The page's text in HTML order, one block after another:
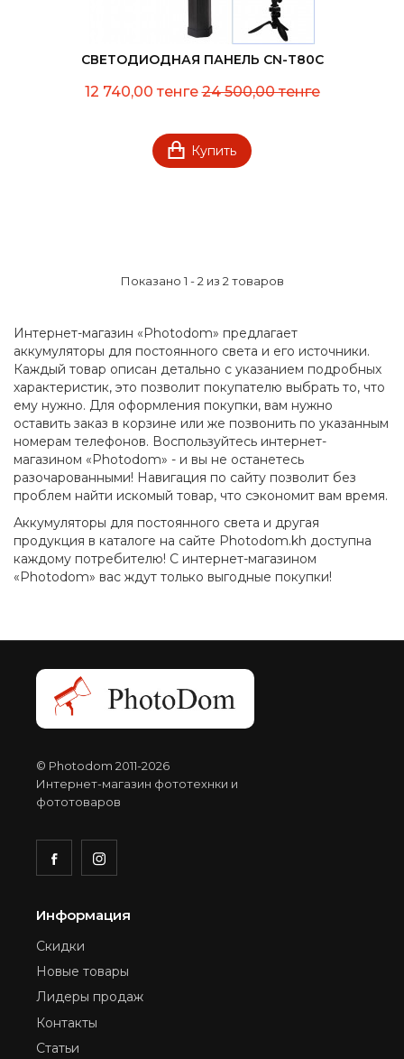
СВЕТОДИОДНАЯ ПАНЕЛЬ CN-T80C
12 740,00 тенге24 500,00 тенге
Купить
Показано 1 - 2 из 2 товаров
Интернет-магазин «Photodom» предлагает
аккумуляторы для постоянного света и его источники.
Каждый товар описан детально с указанием подробных
характеристик, это позволит покупателю выбрать то, что
ему нужно. Для оформления покупки, вам нужно
оставить заказ в корзине или же позвонить по указанным
номерам телефонов. Воспользуйтесь интернет-
магазином «Photodom» - и вы не останетесь
разочарованными! Навигация по сайту позволит без
проблем найти искомый товар, что сэкономит вам время.
Аккумуляторы для постоянного света и другая
продукция в каталоге на сайте Photodom.kh доступна
каждому потребителю! С интернет-магазином
«Photodom» вас ждут только выгодные покупки!
© Photodom 2011-2026
Интернет-магазин фототехнки и
фототоваров
Информация
Скидки
Новые товары
Лидеры продаж
Контакты
Статьи